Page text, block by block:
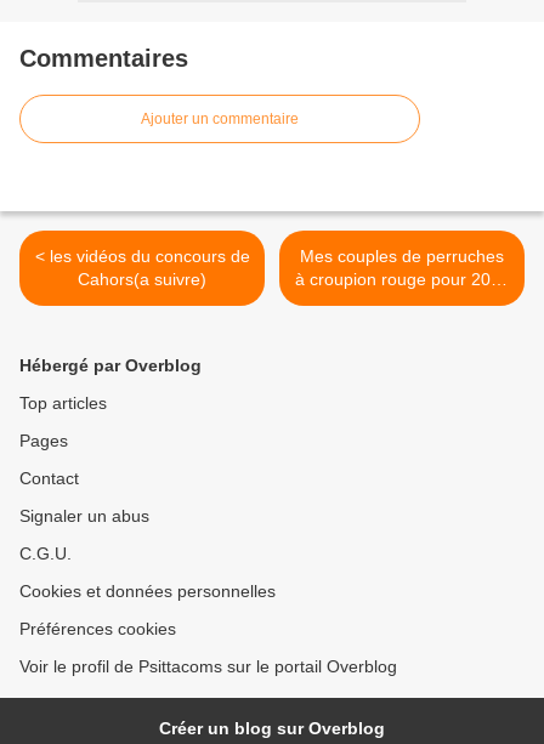
Commentaires
Ajouter un commentaire
< les vidéos du concours de
Cahors(a suivre)
Mes couples de perruches
à croupion rouge pour 2010
>
Hébergé par Overblog
Top articles
Pages
Contact
Signaler un abus
C.G.U.
Cookies et données personnelles
Préférences cookies
Voir le profil de Psittacoms sur le portail Overblog
Créer un blog sur Overblog